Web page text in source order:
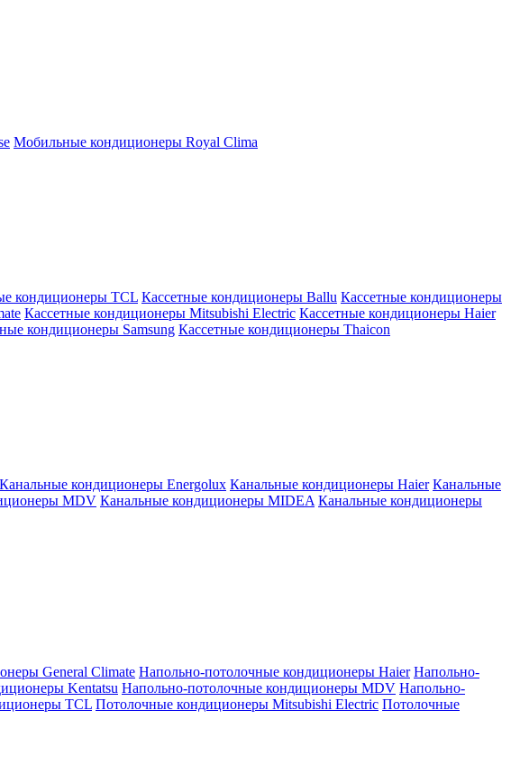
Мобильные кондиционеры Royal Clima
кондиционеры TCL Кассетные кондиционеры Ballu Кассетные кондиционеры
Кассетные кондиционеры Mitsubishi Electric Кассетные кондиционеры Haier
кондиционеры Samsung Кассетные кондиционеры Thaicon
Канальные кондиционеры Energolux Канальные кондиционеры Haier Канальные
MDV Канальные кондиционеры MIDEA Канальные кондиционеры
General Climate Напольно-потолочные кондиционеры Haier Напольно-
Kentatsu Напольно-потолочные кондиционеры MDV Напольно-
TCL Потолочные кондиционеры Mitsubishi Electric Потолочные